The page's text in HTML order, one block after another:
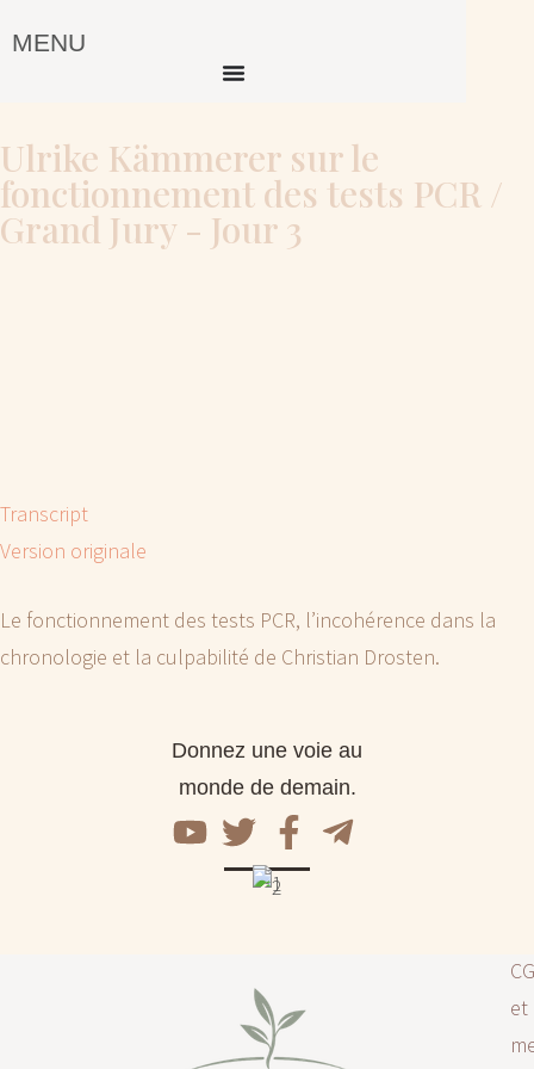
MENU
Ulrike Kämmerer sur le
fonctionnement des tests PCR /
Grand Jury - Jour 3
Transcript
Version originale
Le fonctionnement des tests PCR, l’incohérence dans la
chronologie et la culpabilité de Christian Drosten.
Donnez une voie au
monde de demain.
et